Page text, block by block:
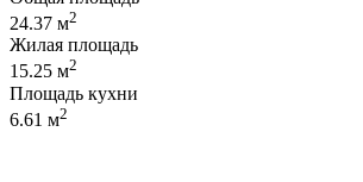
24.37 м2
Жилая площадь
15.25 м2
Площадь кухни
6.61 м2